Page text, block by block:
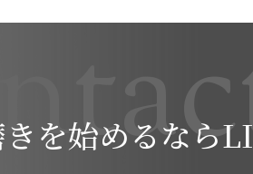
tac
を始めるなら